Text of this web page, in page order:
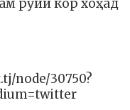
рӯйи кор хоҳад
node/30750?